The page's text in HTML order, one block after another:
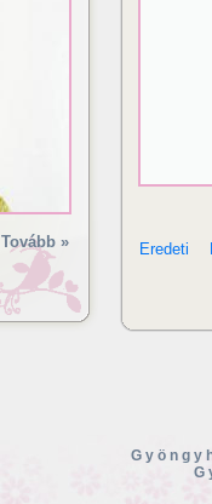
Eredeti
Tovább »